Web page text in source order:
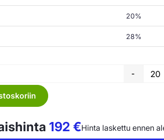
20%
28%
-
192 €Hinta laskettu ennen